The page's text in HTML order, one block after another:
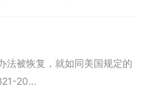
法被恢复，就如同美国规定的
20...